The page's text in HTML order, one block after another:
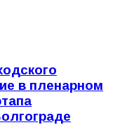
в пленарном